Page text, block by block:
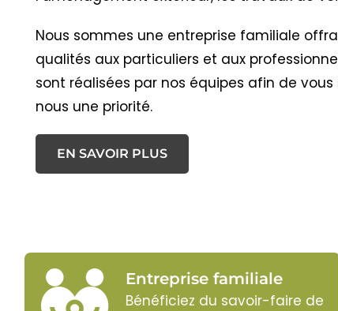
Nous sommes une entreprise familiale
qualités aux particuliers et aux
sont réalisées par nos équipes afin de
nous une priorité.
EN SAVOIR PLUS
Entreprise familiale
Bénéficiez du savoir-faire de